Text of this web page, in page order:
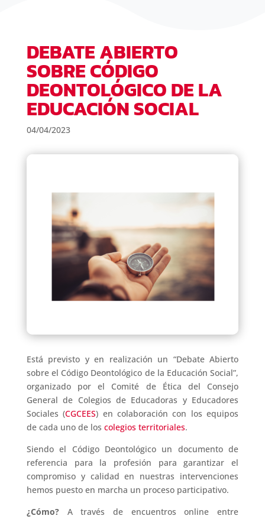
DEBATE ABIERTO
SOBRE CÓDIGO
DEONTOLÓGICO DE LA
EDUCACIÓN SOCIAL
04/04/2023
Está previsto y en realización un “Debate Abierto
sobre el Código Deontológico de la Educación Social”,
organizado por el Comité de Ética del Consejo
General de Colegios de Educadoras y Educadores
Sociales (CGCEES) en colaboración con los equipos
de cada uno de los colegios territoriales.
Siendo el Código Deontológico un documento de
referencia para la profesión para garantizar el
compromiso y calidad en nuestras intervenciones
hemos puesto en marcha un proceso participativo.
¿Cómo?A través de encuentros online entre